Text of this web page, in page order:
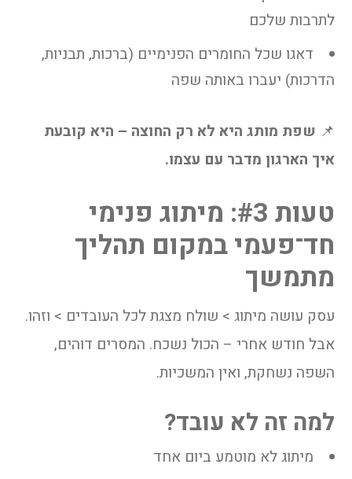
לתרבות שלכם
דאגו שכל החומרים הפנימיים (ברכות, תבניות,
הדרכות) יעברו באותה שפה
📌 שפת מותג היא לא רק החוצה – היא קובעת
איך הארגון מדבר עם עצמו.
טעות #3: מיתוג פנימי
חד־פעמי במקום תהליך
מתמשך
עסק עושה מיתוג > שולח מצגת לכל העובדים > וזהו.
אבל חודש אחרי – הכול נשכח. המסרים דוהים,
השפה נשחקת, ואין המשכיות.
למה זה לא עובד?
מיתוג לא מוטמע ביום אחד